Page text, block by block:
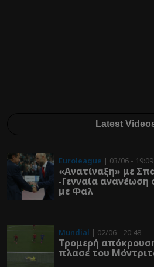
Latest
Euroleague | 03/06 - 19:09
«Ανατίναξη» με
-Γενναία
με Φαλ
Mundial | 02/06 - 20:48
Τρομερή
πλασέ του